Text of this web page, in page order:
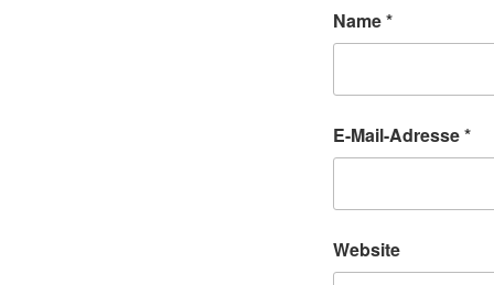
Name*
E-Mail-Adresse*
Website